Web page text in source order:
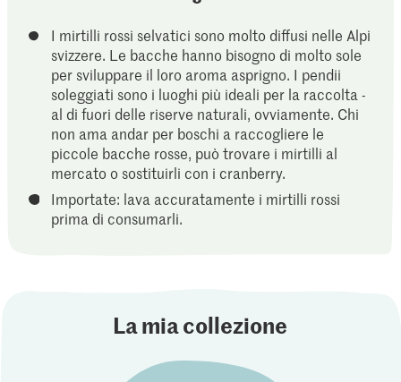
I mirtilli rossi selvatici sono molto diffusi nelle Alpi
svizzere. Le bacche hanno bisogno di molto sole
per sviluppare il loro aroma asprigno. I pendii
soleggiati sono i luoghi più ideali per la raccolta -
al di fuori delle riserve naturali, ovviamente. Chi
non ama andar per boschi a raccogliere le
piccole bacche rosse, può trovare i mirtilli al
mercato o sostituirli con i cranberry.
Importate: lava accuratamente i mirtilli rossi
prima di consumarli.
La mia collezione